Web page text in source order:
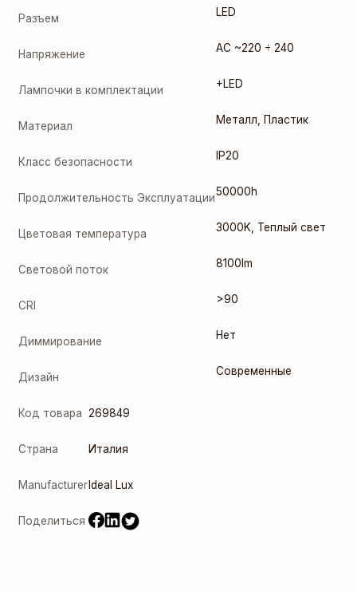
Разъем LED
Напряжение AC ~220 ÷ 240
Лампочки в комплектации +LED
Материал Металл Пластик
Класс безопасности IP20
Продолжительность Эксплуатации50000h
Цветовая температура 3000K Теплый свет
Световой поток 8100lm
CRI >90
Диммирование Нет
Дизайн Современные
Код товара 269849
Страна Италия
Manufacturer Ideal Lux
Поделиться